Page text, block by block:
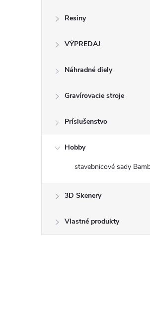
Resiny
VÝPREDAJ
Náhradné diely
Gravírovacie stroje
Príslušenstvo
Hobby
stavebnicové sady
3D Skenery
Vlastné produkty